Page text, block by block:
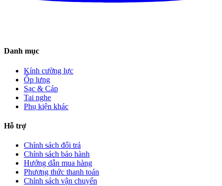
Danh mục
Kính cường lực
Ốp lưng
Sạc & Cáp
Tai nghe
Phụ kiện khác
Hỗ trợ
Chính sách đổi trả
Chính sách bảo hành
Hướng dẫn mua hàng
Phương thức thanh toán
Chính sách vận chuyển